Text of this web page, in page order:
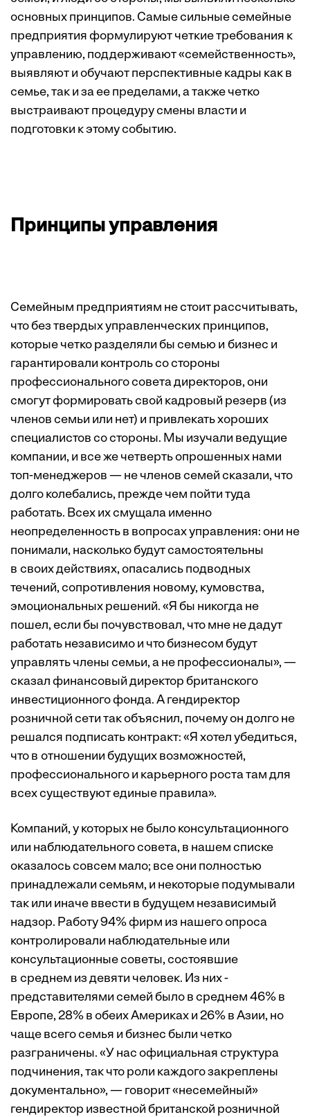
основных принципов. Самые сильные семейные
предприятия формулируют четкие требования к
управлению, поддерживают «семейственность»,
выявляют и обучают перспективные кад­ры как в
семье, так и за ее пределами, а также четко
выстраивают процедуру смены власти и
подготовки к этому событию.
Принципы управления
Семейным предприятиям не стоит рассчитывать,
что без твердых управленческих принципов,
которые четко разделяли бы семью и бизнес и
гарантировали контроль со стороны
профессионального совета директоров, они
смогут формировать свой кадровый резерв (из
членов семьи или нет) и привлекать хороших
специалистов со стороны. Мы изучали ведущие
компании, и все же четверть опрошенных нами
топ-менеджеров — не членов семей сказали, что
долго колебались, прежде чем пойти туда
работать. Всех их смущала именно
неопределенность в вопросах управления: они не
понимали, насколько будут самостоятельны
в своих действиях, опасались подводных
течений, сопротивления новому, кумовства,
эмоциональных решений. «Я бы никогда не
пошел, если бы почувствовал, что мне не дадут
работать независимо и что бизнесом будут
управлять члены семьи, а не профессионалы», —
сказал финансовый директор британского
инвестиционного фонда. А гендиректор
розничной сети так объяснил, почему он долго не
решался ­подписать контракт: «Я хотел убедиться,
что в отношении будущих возможностей,
профессионального и карьерного роста там для
всех существуют единые правила».
Компаний, у которых не было консультационного
или наблюдательного совета, в нашем списке
оказалось совсем мало; все они полностью
принадлежали семьям, и некоторые подумывали
так или иначе ввести в будущем независимый
надзор. Работу 94% фирм из нашего опроса
контролировали наблюдательные или
консультационные советы, состоявшие
в среднем из девяти человек. Из них ­
представителями семей было в среднем 46% в
Европе, 28% в обеих Америках и 26% в Азии, но
чаще всего семья и бизнес были четко
разграничены. «У нас официальная структура
подчинения, так что роли каждого закреплены
документально», — говорит «несемейный»
гендиректор известной британской розничной